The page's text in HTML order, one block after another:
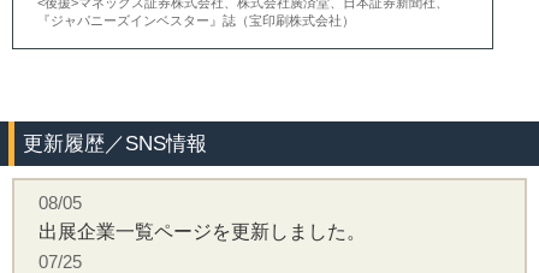
『ジャパニーズインベスター』誌（宝印刷株式会社）
更新履歴／SNS情報
08/05
出展企業一覧ページを更新しました。
07/25